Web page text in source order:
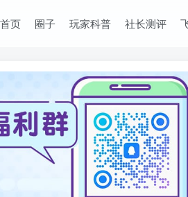
首页 圈子 玩家科普 社长测评